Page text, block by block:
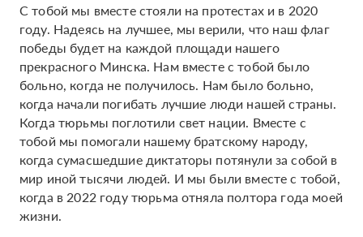
С тобой мы вместе стояли на протестах и в 2020
году. Надеясь на лучшее, мы верили, что наш флаг
победы будет на каждой площади нашего
прекрасного Минска. Нам вместе с тобой было
больно, когда не получилось. Нам было больно,
когда начали погибать лучшие люди нашей страны.
Когда тюрьмы поглотили свет нации. Вместе с
тобой мы помогали нашему братскому народу,
когда сумасшедшие диктаторы потянули за собой в
мир иной тысячи людей. И мы были вместе с тобой,
когда в 2022 году тюрьма отняла полтора года моей
жизни.